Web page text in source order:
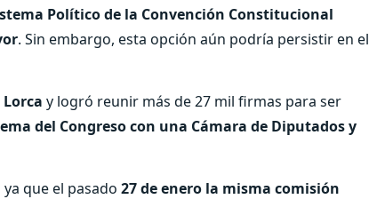
Político de la Convención Constitucional
. Sin embargo, esta opción aún podría persistir en el
y logró reunir más de 27 mil firmas para ser
del Congreso con una Cámara de Diputados y
que el pasado 27 de enero la misma comisión